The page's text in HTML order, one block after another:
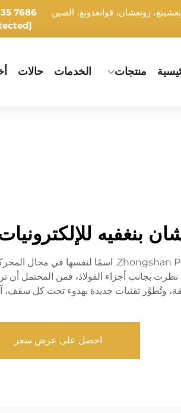
7686
منتجات الخدمات حالات
بنغفيه
نظرت بجانب أجزاء الفولاذ، فمن
وتُطوَّر تقنيات جديدة بهدوء تحت كل سقف،
احصل على عرض سعر